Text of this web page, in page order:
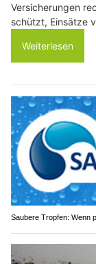
Versicherungen
schützt, Einsätze
Weiterlesen
Saubere Tropfen: Wenn